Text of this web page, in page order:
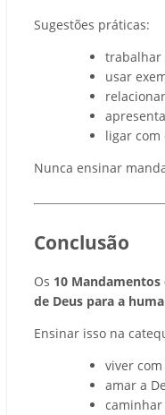
Sugestões práticas:
trabalhar
usar
ligar com
Nunca ensinar
Conclusão
Os 10 Mandamentos
de Deus para a
Ensinar isso na
viver
amar a